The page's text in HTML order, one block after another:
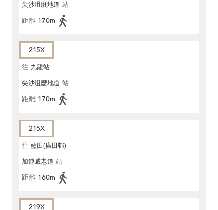
尖沙咀麼地道 站
距離 170m
215X
往 九龍站
尖沙咀麼地道 站
距離 170m
215X
往 藍田(廣田邨)
加連威老道 站
距離 160m
219X